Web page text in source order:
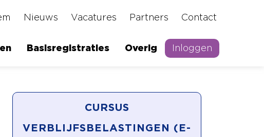
Nieuws Vacatures Partners Contact
Basisregistraties Overig Inloggen
CURSUS
VERBLIJFSBELASTINGEN (E-